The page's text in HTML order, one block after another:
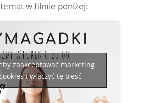
w filmie poniżej:
zaakceptować marketing
i włączyć tę treść